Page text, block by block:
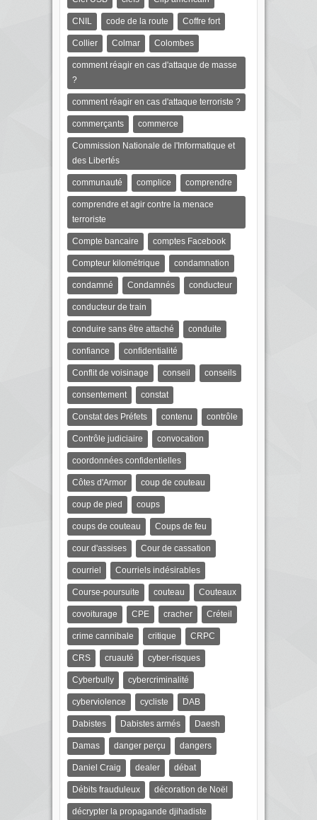
CNIL code de la route Coffre fort
Collier Colmar Colombes
comment réagir en cas d'attaque de masse
?
comment réagir en cas d'attaque terroriste ?
commerçants commerce
Commission Nationale de l'Informatique et
des Libertés
communauté complice comprendre
comprendre et agir contre la menace
terroriste
Compte bancaire comptes Facebook
Compteur kilométrique condamnation
condamné Condamnés conducteur
conducteur de train
conduire sans être attaché conduite
confiance confidentialité
Conflit de voisinage conseil conseils
consentement constat
Constat des Préfets contenu contrôle
Contrôle judiciaire convocation
coordonnées confidentielles
Côtes d'Armor coup de couteau
coup de pied coups
coups de couteau Coups de feu
cour d'assises Cour de cassation
courriel Courriels indésirables
Course-poursuite couteau Couteaux
covoiturage CPE cracher Créteil
crime cannibale critique CRPC
CRS cruauté cyber-risques
Cyberbully cybercriminalité
cyberviolence cycliste DAB
Dabistes Dabistes armés Daesh
Damas danger perçu dangers
Daniel Craig dealer débat
Débits frauduleux décoration de Noël
décrypter la propagande djihadiste